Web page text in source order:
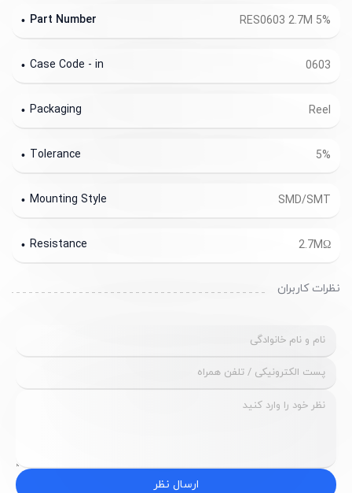
RES0603 2.7M 5%
Part Number
0603
Case Code - in
Reel
Packaging
5%
Tolerance
SMD/SMT
Mounting Style
2.7MΩ
Resistance
نظرات کاربران
ارسال نظر